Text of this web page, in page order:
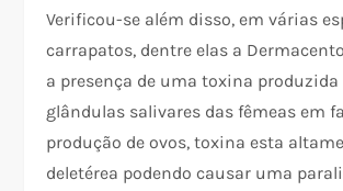
Verificou-se além disso, em várias
carrapatos, dentre elas a
a presença de uma toxina produzida
glândulas salivares das fêmeas em
produção de ovos, toxina esta
deletérea podendo causar uma